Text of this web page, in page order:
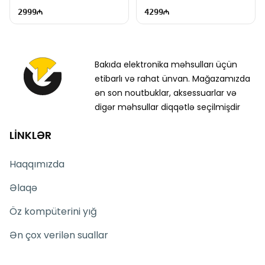
2999 4299
Bakıda elektronika məhsulları üçün
etibarlı və rahat ünvan. Mağazamızda
ən son noutbuklar, aksessuarlar və
digər məhsullar diqqətlə seçilmişdir
LİNKLƏR
Haqqımızda
Əlaqə
Öz kompüterini yığ
Ən çox verilən suallar